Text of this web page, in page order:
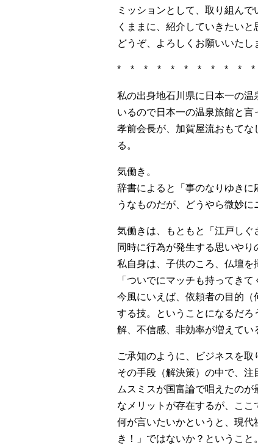
ミッションとして、取り組ん
くままに、紹介していきたいと
どうぞ、よろしくお願いいたし
* * * * * * * * * *
私の出身地石川県に日本一の
いるので日本一の温泉旅館と
孝前会長が、加賀屋流おもて
る。
気働き。
辞書によると「事のなりゆき
うなものだが、どうやら微妙に
気働きは、もともと「江戸し
同時に行為が発生する思いやり
私自身は、子供のころ、仏壇
「ついでにマッチも持ってき
今風にいえば、依頼者の目的
する技。ということになるだ
解、不信感、非効率が増えてい
ご承知のように、ビジネスを
その手段（解決策）の中で、
ムスミスが国富論で唱えたの
なメリットが存在するが、ここ
何が言いたいかというと、現
き！」ではないか？ということ。